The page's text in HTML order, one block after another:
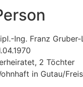
Ing. Franz
2 Töchter
in Gutau/